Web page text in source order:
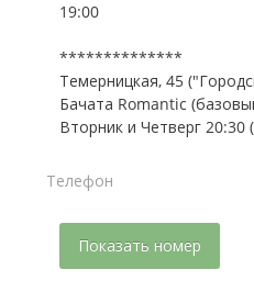
19:00
**************
Темерницкая, 45
Бачата Romantic
Вторник и Четверг
Телефон
Показать номер